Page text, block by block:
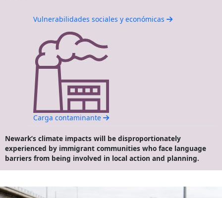
Vulnerabilidades sociales y económicas
Carga contaminante
Newark’s climate impacts will be disproportionately
experienced by immigrant communities who face language
barriers from being involved in local action and planning.